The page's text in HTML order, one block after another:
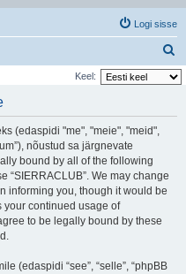
Logi sisse
t
Keel:
(edaspidi "me", "meie", "meid",
nõustud sa järgnevate
bound by all of the following
“SIERRACLUB”. We may change
informing you, though it would be
your continued usage of
to be legally bound by these
(edaspidi “see”, “selle”, “phpBB